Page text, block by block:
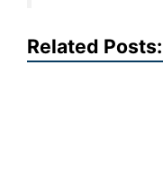
Related Posts: